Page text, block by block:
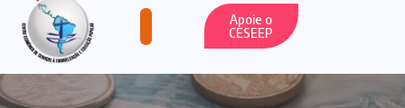
Apoie o
CESEEP